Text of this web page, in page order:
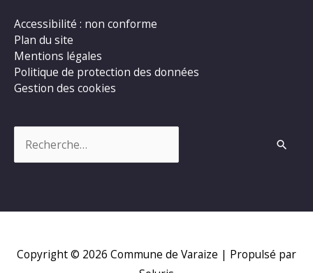
Accessibilité : non conforme
Plan du site
Mentions légales
Politique de protection des données
Gestion des cookies
Copyright © 2026 Commune de Varaize | Propulsé par